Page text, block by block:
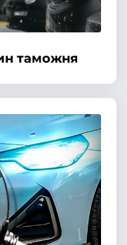
таможня